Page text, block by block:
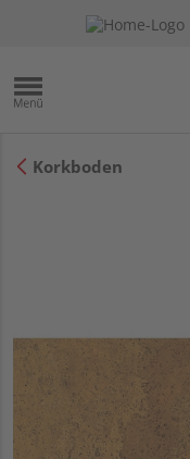
Korkboden